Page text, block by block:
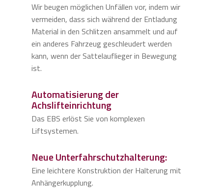
Wir beugen möglichen Unfällen vor, indem wir
vermeiden, dass sich während der Entladung
Material in den Schlitzen ansammelt und auf
ein anderes Fahrzeug geschleudert werden
kann, wenn der Sattelauflieger in Bewegung
ist.
Automatisierung der
Achslifteinrichtung
Das EBS erlöst Sie von komplexen
Liftsystemen.
Neue Unterfahrschutzhalterung:
Eine leichtere Konstruktion der Halterung mit
Anhängerkupplung.